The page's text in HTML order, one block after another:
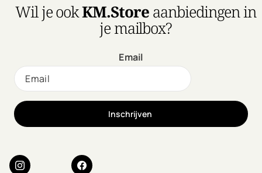
Wil je ookKM.Storeaanbiedingen in
je mailbox?
Email
Inschrijven